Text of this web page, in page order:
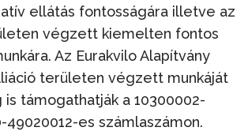
ellátás fontosságára illetve az
végzett kiemelten fontos
Az Eurakvilo Alapítvány
területen végzett munkáját
is támogathatják a 10300002-
49020012-es számlaszámon.